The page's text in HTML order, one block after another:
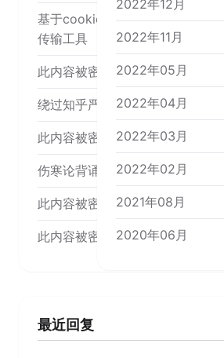
基于cookie cloud 搭一个时时文本
传输工具
此内容被密码保护
绕过知乎严选
此内容被密码保护
伤寒论背诵内容
此内容被密码保护
此内容被密码保护
最近回复
2022年12月
2022年11月
2022年05月
2022年04月
2022年03月
2022年02月
2021年08月
2020年06月